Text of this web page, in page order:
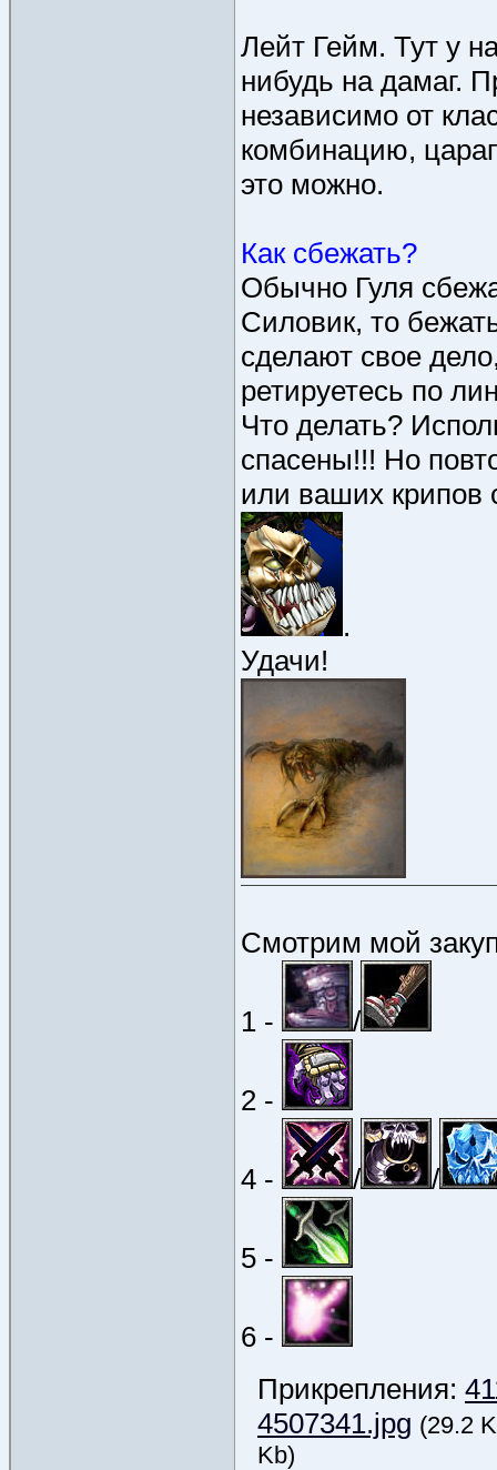
Лейт Гейм. Тут у
нибудь на дамаг.
независимо от
комбинацию,
это можно.
Как сбежать?
Обычно Гуля
Силовик, то
сделают свое
ретируетесь по
Что делать?
спасены!!! Но
или ваших крипов
.
Удачи!
Смотрим мой
1 - /
2 -
4 - / /
5 -
6 -
Прикрепления:
4507341.jpg (29.2
Kb)